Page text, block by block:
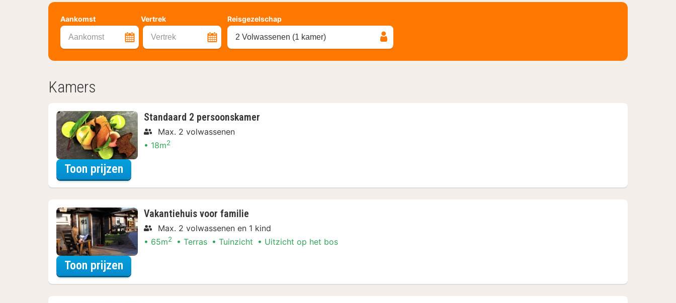
Aankomst Vertrek
Aankomst Vertrek
Reisgezelschap
2 Volwassenen (1 kamer)
Kamers
Standaard 2 persoonskamer
Max. 2 volwassenen
18m2
Toon prijzen
Vakantiehuis voor familie
Max. 2 volwassenen en 1 kind
65m2 Terras Tuinzicht Uitzicht op het bos
Toon prijzen